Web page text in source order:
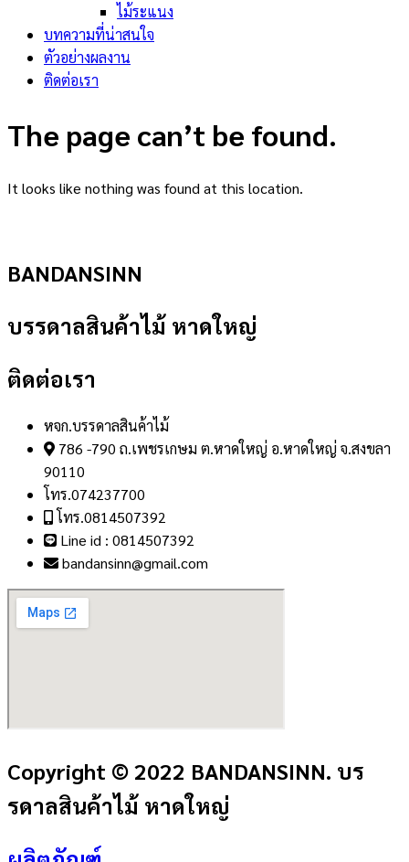
ไม้ระแนง
บทความที่น่าสนใจ
ตัวอย่างผลงาน
ติดต่อเรา
The page can’t be found.
It looks like nothing was found at this location.
BANDANSINN
บรรดาลสินค้าไม้ หาดใหญ่
ติดต่อเรา
หจก.บรรดาลสินค้าไม้
786 -790 ถ.เพชรเกษม ต.หาดใหญ่ อ.หาดใหญ่ จ.สงขลา
90110
โทร.074237700
โทร.0814507392
Line id : 0814507392
bandansinn@gmail.com
Copyright © 2022 BANDANSINN. บร
รดาลสินค้าไม้ หาดใหญ่